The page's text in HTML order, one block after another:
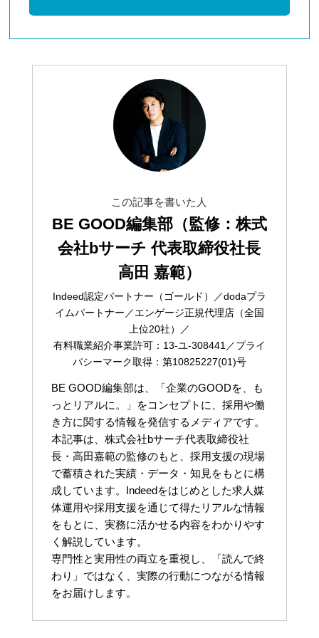
この記事を書いた人
BE GOOD編集部（監修：株式
会社bサーチ 代表取締役社長
高田 嘉範）
Indeed認定パートナー（ゴールド）／dodaプラ
イムパートナー／エンゲージ正規代理店（全国
上位20社）／
有料職業紹介事業許可：13-ユ-308441／プライ
バシーマーク取得：第10825227(01)号
BE GOOD編集部は、「企業のGOODを、も
っとリアルに。」をコンセプトに、採用や働
き方に関する情報を発信するメディアです。
本記事は、株式会社bサーチ代表取締役社
長・高田嘉範の監修のもと、採用支援の現場
で蓄積された実績・データ・知見をもとに構
成しています。Indeedをはじめとした求人媒
体運用や採用支援を通じて得たリアルな情報
をもとに、実務に活かせる内容をわかりやす
く解説しています。
専門性と実用性の両立を重視し、「読んで終
わり」ではなく、実際の行動につながる情報
をお届けします。